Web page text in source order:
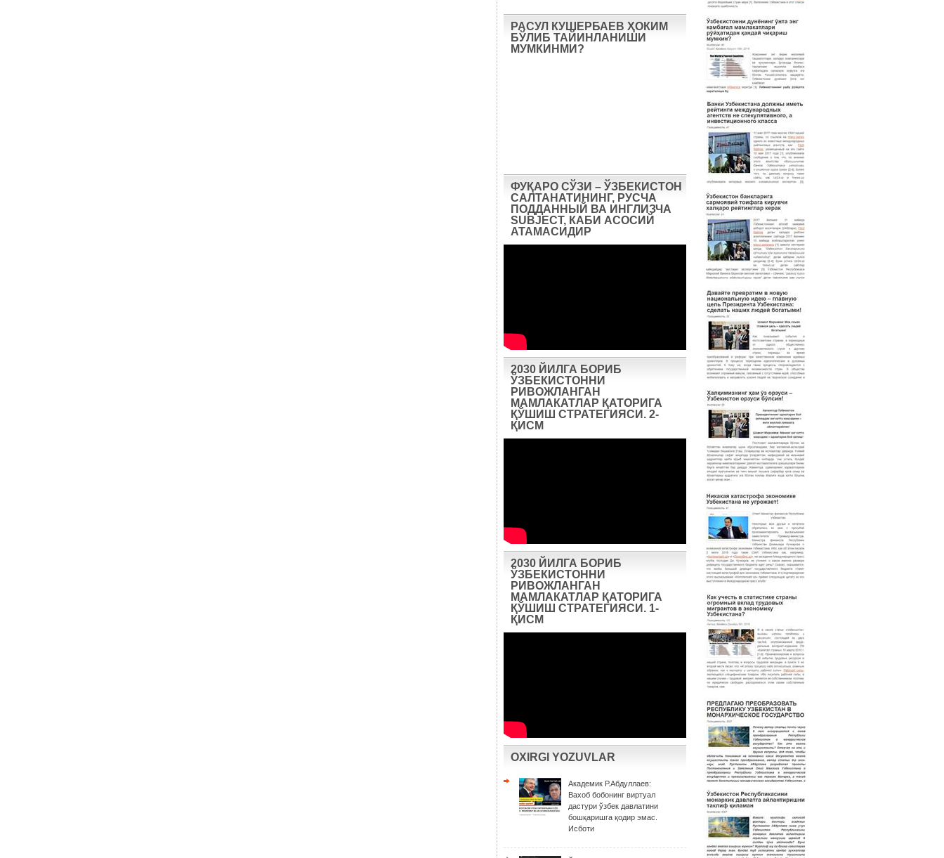
РАСУЛ КУШЕРБАЕВ ҲОКИМ
БЎЛИБ ТАЙИНЛАНИШИ
МУМКИНМИ?
ФУҚАРО СЎЗИ – ЎЗБЕКИСТОН
САЛТАНАТИНИНГ, РУСЧА
ПОДДАННЫЙ ВА ИНГЛИЗЧА
SUBJECT, КАБИ АСОСИЙ
АТАМАСИДИР
2030 ЙИЛГА БОРИБ
ЎЗБЕКИСТОННИ
РИВОЖЛАНГАН
МАМЛАКАТЛАР ҚАТОРИГА
ҚЎШИШ СТРАТЕГИЯСИ. 2-
ҚИСМ
2030 ЙИЛГА БОРИБ
ЎЗБЕКИСТОННИ
РИВОЖЛАНГАН
МАМЛАКАТЛАР ҚАТОРИГА
ҚЎШИШ СТРАТЕГИЯСИ. 1-
ҚИСМ
OXIRGI YOZUVLAR
Академик Р.Абдуллаев:
Вахоб бобонинг виртуал
дастури ўзбек давлатини
бошқаришга қодир эмас.
Исботи